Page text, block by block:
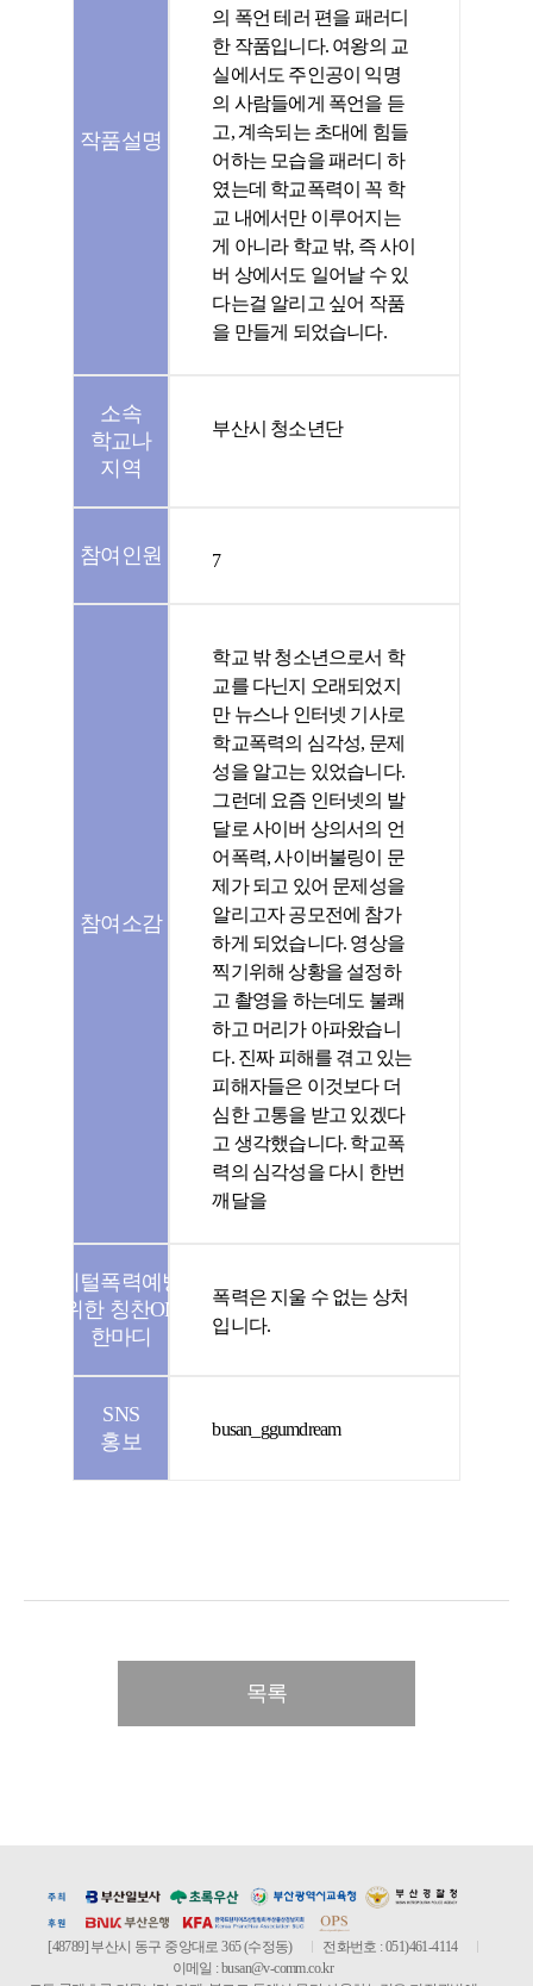
작품설명
의 폭언 테러 편을 패러디
한 작품입니다. 여왕의 교
실에서도 주인공이 익명
의 사람들에게 폭언을 듣
고, 계속되는 초대에 힘들
어하는 모습을 패러디 하
였는데 학교폭력이 꼭 학
교 내에서만 이루어지는
게 아니라 학교 밖, 즉 사이
버 상에서도 일어날 수 있
다는걸 알리고 싶어 작품
을 만들게 되었습니다.
소속
학교나
지역
부산시 청소년단
참여인원 7
참여소감
학교 밖 청소년으로서 학
교를 다닌지 오래되었지
만 뉴스나 인터넷 기사로
학교폭력의 심각성, 문제
성을 알고는 있었습니다.
그런데 요즘 인터넷의 발
달로 사이버 상의서의 언
어폭력, 사이버불링이 문
제가 되고 있어 문제성을
알리고자 공모전에 참가
하게 되었습니다. 영상을
찍기위해 상황을 설정하
고 촬영을 하는데도 불쾌
하고 머리가 아파왔습니
다. 진짜 피해를 겪고 있는
피해자들은 이것보다 더
심한 고통을 받고 있겠다
고 생각했습니다. 학교폭
력의 심각성을 다시 한번
깨달을
디지털폭력예방을
위한 칭찬ON
한마디
폭력은 지울 수 없는 상처
입니다.
SNS
홍보
busan_ggumdream
목록
[48789] 부산시 동구 중앙대로 365 (수정동)
전화번호 : 051)461-4114
이메일 :busan@v-comm.co.kr